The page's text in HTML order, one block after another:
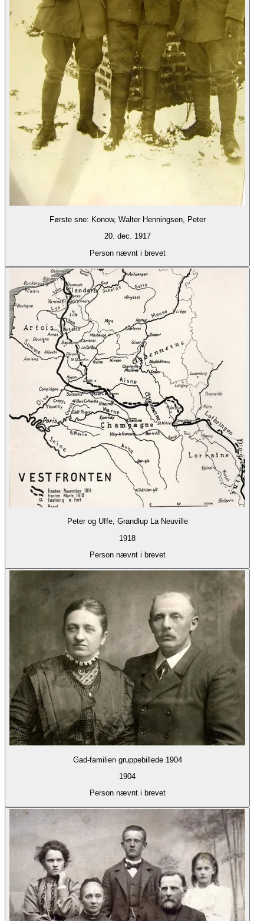
Første sne: Konow, Walter Henningsen, Peter
20. dec. 1917
Person nævnt i brevet
Peter og Uffe, Grandlup La Neuville
1918
Person nævnt i brevet
Gad-familien gruppebillede 1904
1904
Person nævnt i brevet